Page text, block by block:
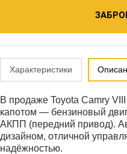
Характеристики
В продаже Toyota Camry
капотом — бензиновый
АКПП (передний привод).
дизайном, отличной
надёжностью.